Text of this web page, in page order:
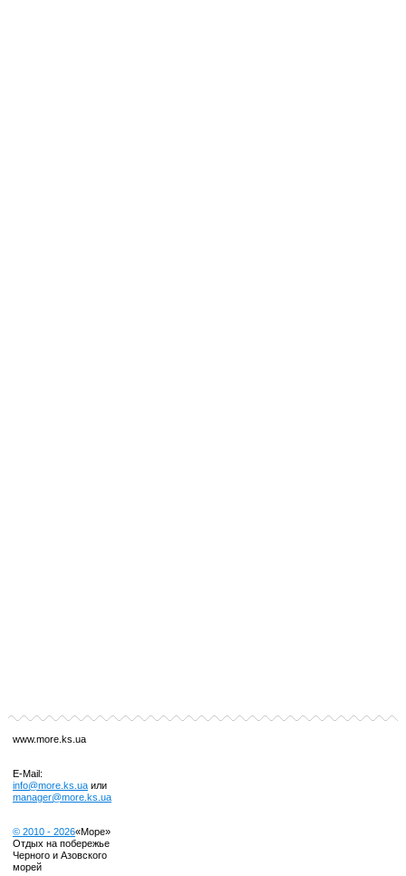
www.more.ks.ua
E-Mail:
info@more.ks.uaили
manager@more.ks.ua
© 2010 - 2026«Море»
Отдых на побережье
Черного и Азовского
морей